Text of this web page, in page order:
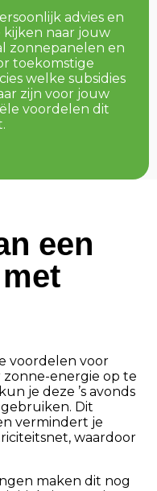
advies en
kijken naar jouw
zonnepanelen en
toekomstige
welke subsidies
zijn voor jouw
voordelen dit
een
voordelen voor
zonne-energie op te
je deze ’s avonds
Dit
vermindert je
waardoor
maken dit nog